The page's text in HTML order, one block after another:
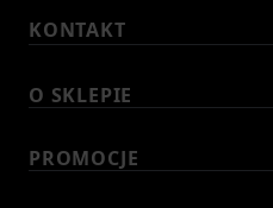
KONTAKT
O SKLEPIE
PROMOCJE